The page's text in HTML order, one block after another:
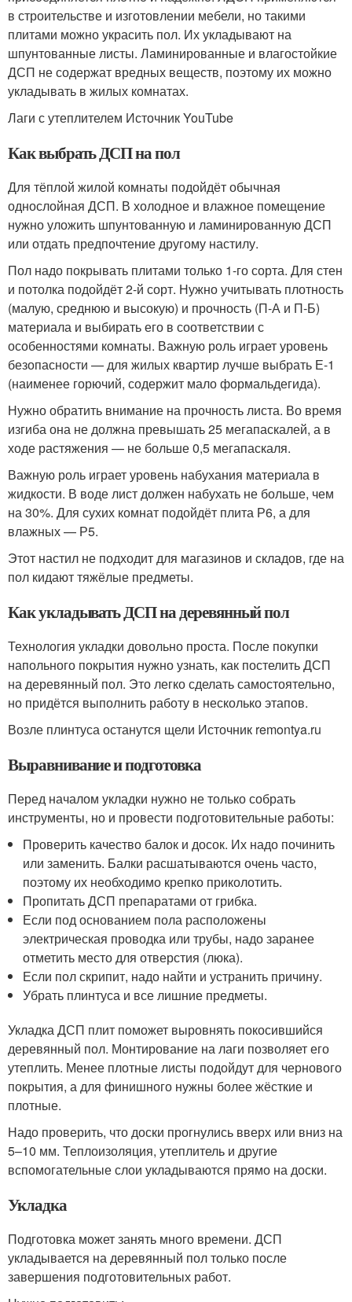
в строительстве и изготовлении мебели, но такими
плитами можно украсить пол. Их укладывают на
шпунтованные листы. Ламинированные и влагостойкие
ДСП не содержат вредных веществ, поэтому их можно
укладывать в жилых комнатах.
Лаги с утеплителем Источник YouTube
Как выбрать ДСП на пол
Для тёплой жилой комнаты подойдёт обычная
однослойная ДСП. В холодное и влажное помещение
нужно уложить шпунтованную и ламинированную ДСП
или отдать предпочтение другому настилу.
Пол надо покрывать плитами только 1-го сорта. Для стен
и потолка подойдёт 2-й сорт. Нужно учитывать плотность
(малую, среднюю и высокую) и прочность (П-А и П-Б)
материала и выбирать его в соответствии с
особенностями комнаты. Важную роль играет уровень
безопасности — для жилых квартир лучше выбрать Е-1
(наименее горючий, содержит мало формальдегида).
Нужно обратить внимание на прочность листа. Во время
изгиба она не должна превышать 25 мегапаскалей, а в
ходе растяжения — не больше 0,5 мегапаскаля.
Важную роль играет уровень набухания материала в
жидкости. В воде лист должен набухать не больше, чем
на 30%. Для сухих комнат подойдёт плита Р6, а для
влажных — Р5.
Этот настил не подходит для магазинов и складов, где на
пол кидают тяжёлые предметы.
Как укладывать ДСП на деревянный пол
Технология укладки довольно проста. После покупки
напольного покрытия нужно узнать, как постелить ДСП
на деревянный пол. Это легко сделать самостоятельно,
но придётся выполнить работу в несколько этапов.
Возле плинтуса останутся щели Источник remontya.ru
Выравнивание и подготовка
Перед началом укладки нужно не только собрать
инструменты, но и провести подготовительные работы:
Проверить качество балок и досок. Их надо починить
или заменить. Балки расшатываются очень часто,
поэтому их необходимо крепко приколотить.
Пропитать ДСП препаратами от грибка.
Если под основанием пола расположены
электрическая проводка или трубы, надо заранее
отметить место для отверстия (люка).
Если пол скрипит, надо найти и устранить причину.
Убрать плинтуса и все лишние предметы.
Укладка ДСП плит поможет выровнять покосившийся
деревянный пол. Монтирование на лаги позволяет его
утеплить. Менее плотные листы подойдут для чернового
покрытия, а для финишного нужны более жёсткие и
плотные.
Надо проверить, что доски прогнулись вверх или вниз на
5–10 мм. Теплоизоляция, утеплитель и другие
вспомогательные слои укладываются прямо на доски.
Укладка
Подготовка может занять много времени. ДСП
укладывается на деревянный пол только после
завершения подготовительных работ.